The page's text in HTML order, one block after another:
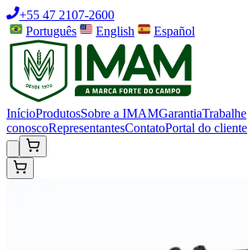
+55 47 2107-2600
Português
English Español
InícioProdutosSobre a IMAMGarantiaTrabalhe
conoscoRepresentantesContatoPortal do cliente